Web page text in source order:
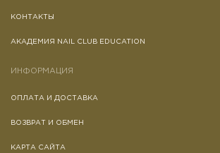
КОНТАКТЫ
АКАДЕМИЯ NAIL CLUB EDUCATION
ИНФОРМАЦИЯ
ОПЛАТА И ДОСТАВКА
ВОЗВРАТ И ОБМЕН
КАРТА САЙТА